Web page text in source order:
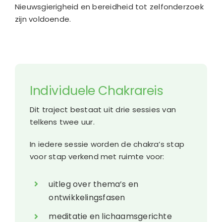
Nieuwsgierigheid en bereidheid tot zelfonderzoek
zijn voldoende.
Individuele Chakrareis
Dit traject bestaat uit drie sessies van
telkens twee uur.
In iedere sessie worden de chakra’s stap
voor stap verkend met ruimte voor:
uitleg over thema’s en
ontwikkelingsfasen
meditatie en lichaamsgerichte